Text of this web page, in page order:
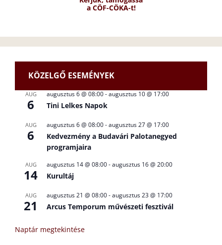
a CÖF-CÖKA-t!
KÖZELGŐ ESEMÉNYEK
AUG
6
augusztus 6 @ 08:00-augusztus 10 @ 17:00
Tini Lelkes Napok
AUG
6
augusztus 6 @ 08:00-augusztus 27 @ 17:00
Kedvezmény a Budavári Palotanegyed
programjaira
AUG
14
augusztus 14 @ 08:00-augusztus 16 @ 20:00
Kurultáj
AUG
21
augusztus 21 @ 08:00-augusztus 23 @ 17:00
Arcus Temporum művészeti fesztivál
Naptár megtekintése